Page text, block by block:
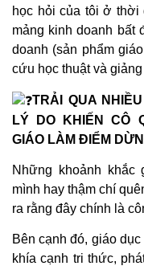
học hỏi của tôi ở thời
mảng kinh doanh bất
doanh (sản phẩm
cứu học thuật và
TRẢI QUA
LÝ DO KHIẾN CÔ
GIÁO LÀM ĐIỂM
Những khoảnh khắc
mình hay thậm chí
ra rằng đây chính là
Bên cạnh đó, giáo
khía cạnh tri thức,